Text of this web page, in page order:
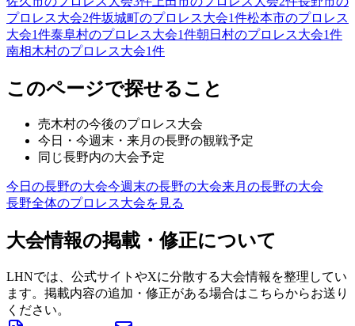
プロレス大会2件坂城町のプロレス大会1件松本市のプロレス
大会1件泰阜村のプロレス大会1件朝日村のプロレス大会1件
南相木村のプロレス大会1件
このページで探せること
売木村の今後のプロレス大会
今日・今週末・来月の長野の観戦予定
同じ長野内の大会予定
今日の長野の大会今週末の長野の大会来月の長野の大会
長野全体のプロレス大会を見る
大会情報の掲載・修正について
LHNでは、公式サイトやXに分散する大会情報を整理してい
ます。掲載内容の追加・修正がある場合はこちらからお送り
ください。